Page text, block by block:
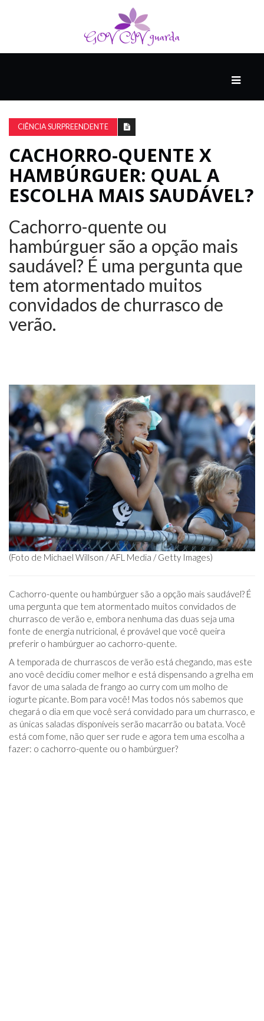
DO
THINK
COMPANHEIRO
COMEÇA
COM
UM
ESTRONDO
CIÊNCIA SURPREENDENTE
CACHORRO-QUENTE X
HAMBÚRGUER: QUAL A
ESCOLHA MAIS SAUDÁVEL?
Cachorro-quente ou
hambúrguer são a opção mais
saudável? É uma pergunta que
tem atormentado muitos
convidados de churrasco de
verão.
(Foto de Michael Willson / AFL Media / Getty Images)
Cachorro-quente ou hambúrguer são a opção mais saudável? É
uma pergunta que tem atormentado muitos convidados de
churrasco de verão e, embora nenhuma das duas seja uma
fonte de energia nutricional, é provável que você queira
preferir o hambúrguer ao cachorro-quente.
A temporada de churrascos de verão está chegando, mas este
ano você decidiu comer melhor e está dispensando a grelha em
favor de uma salada de frango ao curry com um molho de
iogurte picante. Bom para você! Mas todos nós sabemos que
chegará o dia em que você será convidado para um churrasco, e
as únicas saladas disponíveis serão macarrão ou batata. Você
está com fome, não quer ser rude e agora tem uma escolha a
fazer: o cachorro-quente ou o hambúrguer?